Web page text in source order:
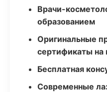
Врачи-
образованием
Оригинальные
сертификаты
Бесплатная
Современные